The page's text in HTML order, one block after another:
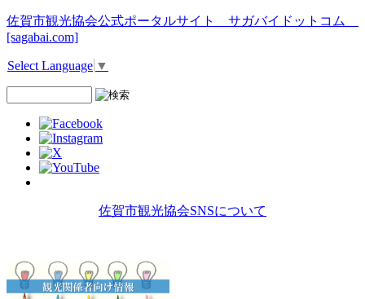
佐賀市観光協会公式ポータルサイト サガバイドットコム
[sagabai.com]
Select Language ▼
佐賀市観光協会SNSについて